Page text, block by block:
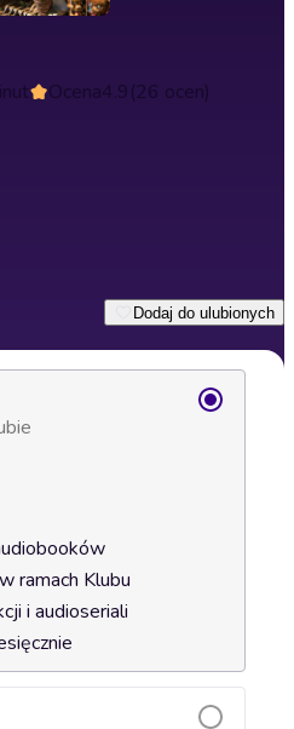
Ocena4.9(26 ocen)
Dodaj do ulubionych
ramach Klubu
i audioseriali